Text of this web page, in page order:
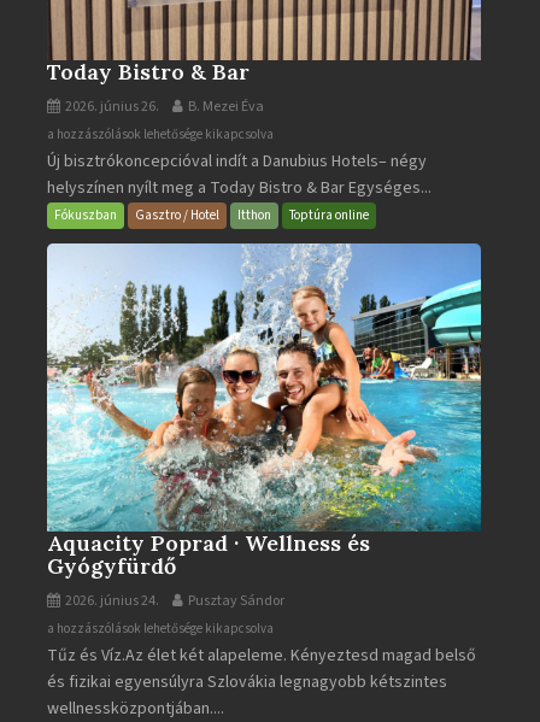
Today Bistro & Bar
2026. június 26. B. Mezei Éva
Today
Bistro
&
Bar
a hozzászólások lehetősége kikapcsolva
Új bisztrókoncepcióval indít a Danubius Hotels– négy
helyszínen nyílt meg a Today Bistro & Bar Egységes...
Fókuszban Gasztro / Hotel Itthon Toptúra online
Aquacity Poprad · Wellness és
Gyógyfürdő
2026. június 24. Pusztay Sándor
Aquacity
Poprad
·
Wellness
a hozzászólások lehetősége kikapcsolva
Tűz és Víz.Az élet két alapeleme. Kényeztesd magad belső
és fizikai egyensúlyra Szlovákia legnagyobb kétszintes
wellnessközpontjában....